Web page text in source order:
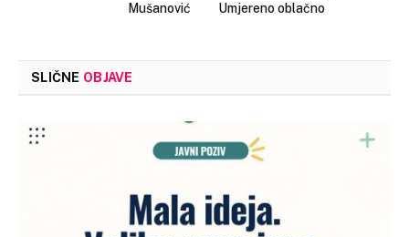
Mušanović
Umjereno oblačno
SLIČNE OBJAVE